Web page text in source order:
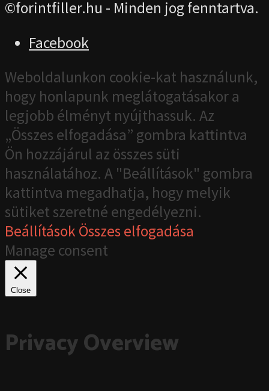
©forintfiller.hu - Minden jog fenntartva.
Facebook
Weboldalunkon cookie-kat használunk,
hogy honlapunk meglátogatásakor a
legjobb élményt nyújthassuk. Az
„Összes elfogadása” gombra kattintva
Ön hozzájárul az összes süti
használatához. A "Beállítások" gombra
kattintva megadhatja, hogy melyik
sütiket szeretné engedélyezni.
BeállításokÖsszes elfogadása
Manage consent
Close
Privacy Overview